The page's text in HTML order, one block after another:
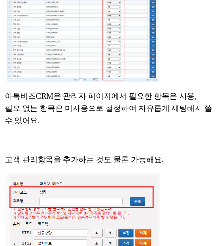
아톡비즈CRM은 관리자 페이지에서 필요한 항목은 사용,
필요 없는 항목은 미사용으로 설정하여 자유롭게 세팅해서 쓸
수 있어요.
고객 관리항목을 추가하는 것도 물론 가능해요.